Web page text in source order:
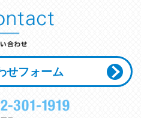
せフォーム